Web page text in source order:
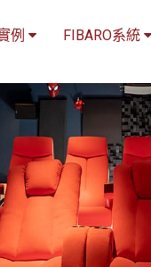
例 FIBARO系統